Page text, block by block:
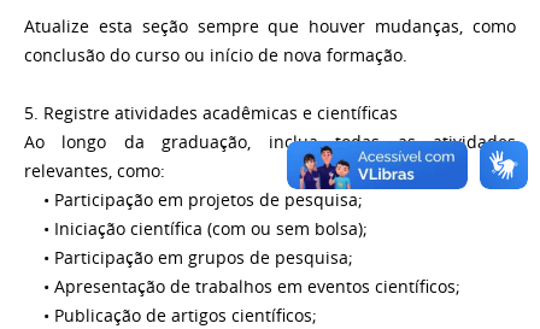
Atualize esta seção sempre que houver mudanças, como
conclusão do curso ou início de nova formação.
5. Registre atividades acadêmicas e científicas
Ao longo da graduação, inclua todas as atividades
relevantes, como:
• Participação em projetos de pesquisa;
• Iniciação científica (com ou sem bolsa);
• Participação em grupos de pesquisa;
• Apresentação de trabalhos em eventos científicos;
• Publicação de artigos científicos;